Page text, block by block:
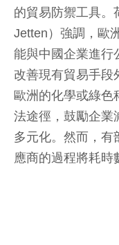
的貿易防禦工具。
Jetten）強調，歐
能與中國企業進行
改善現有貿易手段
歐洲的化學或綠色
法途徑，鼓勵企業
多元化。然而，有
應商的過程將耗時